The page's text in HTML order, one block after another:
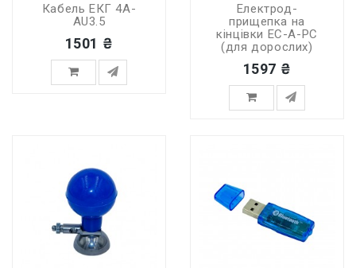
Кабель ЕКГ 4A-
AU3.5
1501 ₴
Електрод-
прищепка на
кінцівки EC-A-PC
(для дорослих)
1597 ₴